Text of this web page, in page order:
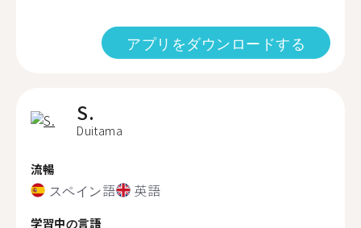
アプリをダウンロードする
S.
Duitama
流暢
スペイン語 英語
学習中の言語